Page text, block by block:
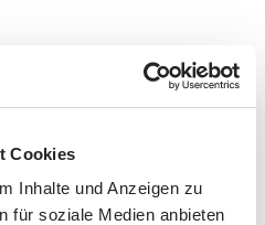
Cookies
Inhalte und Anzeigen zu
für soziale Medien anbieten